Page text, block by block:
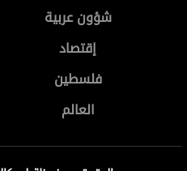
شؤون عربية
إقتصاد
فلسطين
العالم